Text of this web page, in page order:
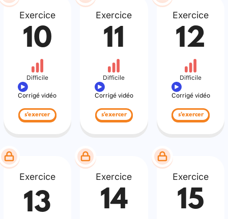
Exercice
10
Difficile
Corrigé vidéo
s'exercer
Exercice
11
Difficile
Corrigé vidéo
s'exercer
Exercice
12
Difficile
Corrigé vidéo
s'exercer
Exercice
13
Exercice
14
Exercice
15